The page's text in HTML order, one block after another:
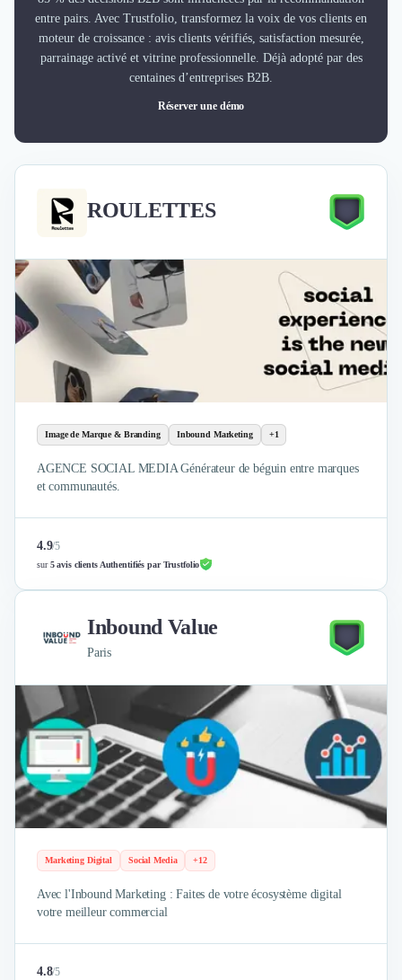
entre pairs. Avec Trustfolio, transformez la voix de vos clients en
moteur de croissance : avis clients vérifiés, satisfaction mesurée,
parrainage activé et vitrine professionnelle. Déjà adopté par des
centaines d’entreprises B2B.
Réserver une démo
ROULETTES
Image de Marque & Branding Inbound Marketing +1
AGENCE SOCIAL MEDIA Générateur de béguin entre marques
et communautés.
4.9/5
sur5 avis clients Authentifiés par Trustfolio
Inbound Value
Paris
Marketing Digital Social Media +12
Avec l'Inbound Marketing : Faites de votre écosystème digital
votre meilleur commercial
4.8/5